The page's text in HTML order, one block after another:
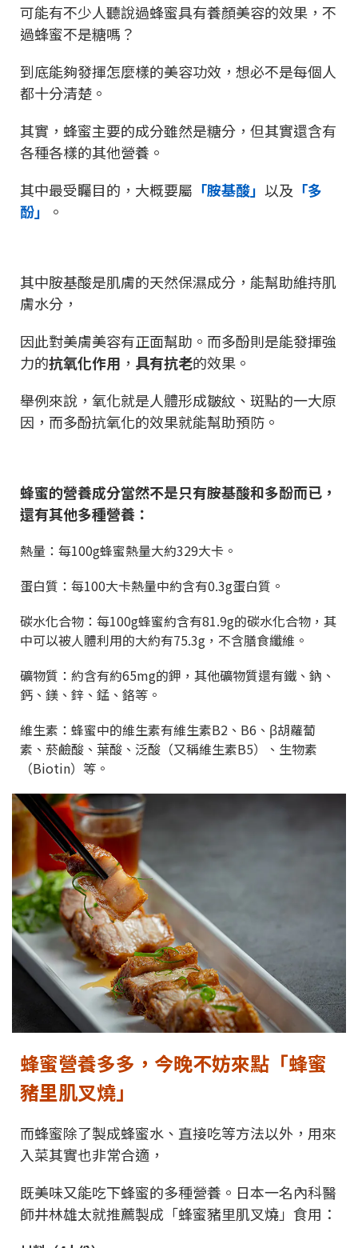
可能有不少人聽說過蜂蜜具有養顏美容的效果，不
過蜂蜜不是糖嗎？
到底能夠發揮怎麼樣的美容功效，想必不是每個人
都十分清楚。
其實，蜂蜜主要的成分雖然是糖分，但其實還含有
各種各樣的其他營養。
其中最受矚目的，大概要屬 「胺基酸」 以及 「多
酚」
。
其中胺基酸是肌膚的天然保濕成分，能幫助維持肌
膚水分，
因此對美膚美容有正面幫助。而多酚則是能發揮強
力的抗氧化作用 ， 具有抗老的效果。
舉例來說，氧化就是人體形成皺紋、斑點的一大原
因，而多酚抗氧化的效果就能幫助預防。
蜂蜜的營養成分當然不是只有胺基酸和多酚而已，
還有其他多種營養：
熱量：每100g蜂蜜熱量大約329大卡。
蛋白質：每100大卡熱量中約含有0.3g蛋白質。
碳水化合物：每100g蜂蜜約含有81.9g的碳水化合物，其
中可以被人體利用的大約有75.3g，不含膳食纖維。
礦物質：約含有約65mg的鉀，其他礦物質還有鐵、鈉、
鈣、鎂、鋅、錳、鉻等。
維生素：蜂蜜中的維生素有維生素B2、B6、β胡蘿蔔
素、菸鹼酸、葉酸、泛酸（又稱維生素B5）、生物素
（Biotin）等。
蜂蜜營養多多，今晚不妨來點「蜂蜜
豬里肌叉燒」
而蜂蜜除了製成蜂蜜水、直接吃等方法以外，用來
入菜其實也非常合適，
既美味又能吃下蜂蜜的多種營養。日本一名內科醫
師井林雄太就推薦製成「蜂蜜豬里肌叉燒」食用：